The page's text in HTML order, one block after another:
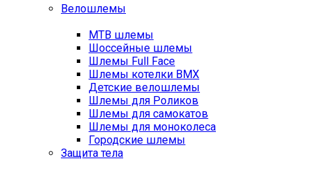
Велошлемы
MTB шлемы
Шоссейные шлемы
Шлемы Full Face
Шлемы котелки BMX
Детские велошлемы
Шлемы для Роликов
Шлемы для самокатов
Шлемы для моноколеса
Городские шлемы
Защита тела